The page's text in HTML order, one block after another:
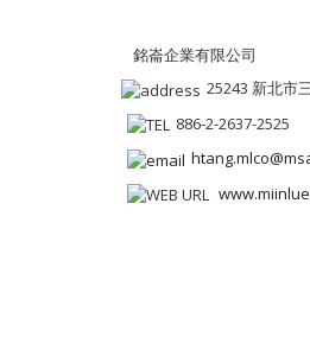
銘崙企業有限公司
25243 新北市
886-2-2637-2525